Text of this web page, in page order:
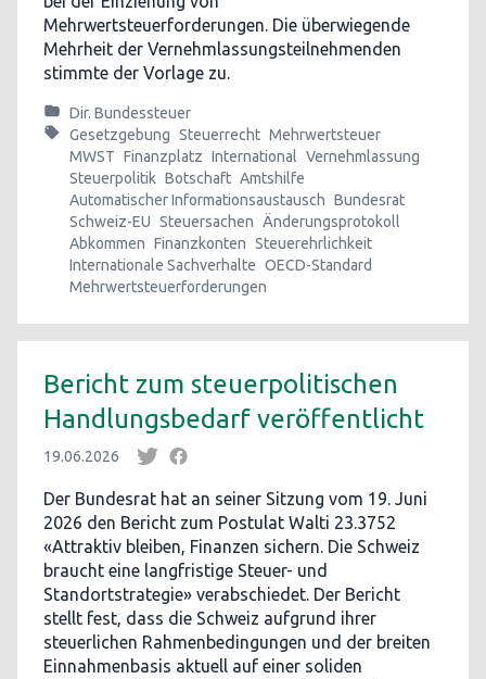
Mehrwertsteuerforderungen. Die überwiegende
Mehrheit der Vernehmlassungsteilnehmenden
stimmte der Vorlage zu.
Dir. Bundessteuer
Gesetzgebung Steuerrecht Mehrwertsteuer
MWST Finanzplatz International Vernehmlassung
Steuerpolitik Botschaft Amtshilfe
Automatischer Informationsaustausch Bundesrat
Schweiz-EU Steuersachen
Änderungsprotokoll
Abkommen Finanzkonten Steuerehrlichkeit
Internationale Sachverhalte OECD-Standard
Mehrwertsteuerforderungen
Bericht zum steuerpolitischen
Handlungsbedarf veröffentlicht
19.06.2026
Der Bundesrat hat an seiner Sitzung vom 19. Juni
2026 den Bericht zum Postulat Walti 23.3752
«Attraktiv bleiben, Finanzen sichern. Die Schweiz
braucht eine langfristige Steuer- und
Standortstrategie» verabschiedet. Der Bericht
stellt fest, dass die Schweiz aufgrund ihrer
steuerlichen Rahmenbedingungen und der breiten
Einnahmenbasis aktuell auf einer soliden